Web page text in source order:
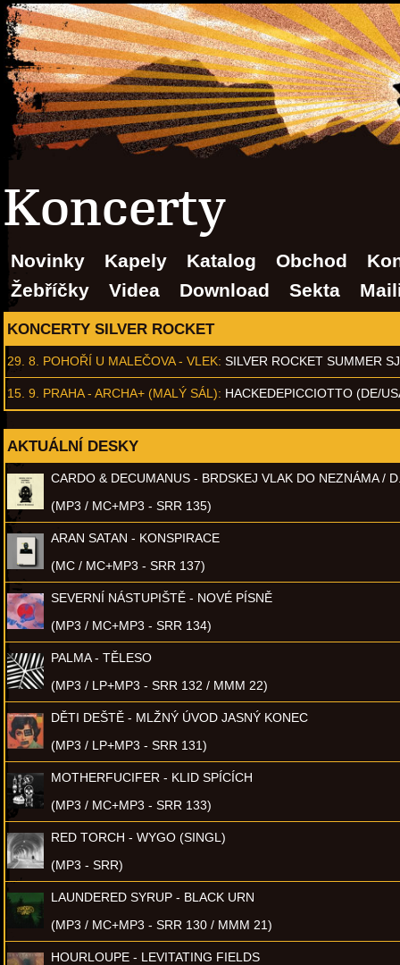
Koncerty
Novinky Kapely Katalog Obchod
Žebříčky
Videa Download Sekta
KONCERTY SILVER ROCKET
29. 8. POHOŘÍ U MALEČOVA - VLEK: SILVER ROCKET SUMMER
15. 9. PRAHA - ARCHA+ (MALÝ SÁL): HACKEDEPICCIOTTO (DE/
AKTUÁLNÍ DESKY
CARDO & DECUMANUS - BRDSKEJ VLAK DO NEZNÁMA /
(MP3 / MC+MP3 - SRR 135)
ARAN SATAN - KONSPIRACE
(MC / MC+MP3 - SRR 137)
SEVERNÍ NÁSTUPIŠTĚ - NOVÉ PÍSNĚ
(MP3 / MC+MP3 - SRR 134)
PALMA - TĚLESO
(MP3 / LP+MP3 - SRR 132 / MMM 22)
DĚTI DEŠTĚ - MLŽNÝ ÚVOD JASNÝ KONEC
(MP3 / LP+MP3 - SRR 131)
MOTHERFUCIFER - KLID SPÍCÍCH
(MP3 / MC+MP3 - SRR 133)
RED TORCH - WYGO (SINGL)
(MP3 - SRR)
LAUNDERED SYRUP - BLACK URN
(MP3 / MC+MP3 - SRR 130 / MMM 21)
HOURLOUPE - LEVITATING FIELDS